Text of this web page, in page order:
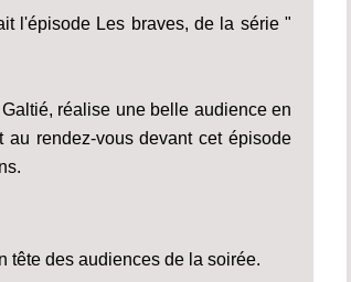
l'épisode Les braves, de la série "
réalise une belle audience en
au rendez-vous devant cet épisode
tête des audiences de la soirée.